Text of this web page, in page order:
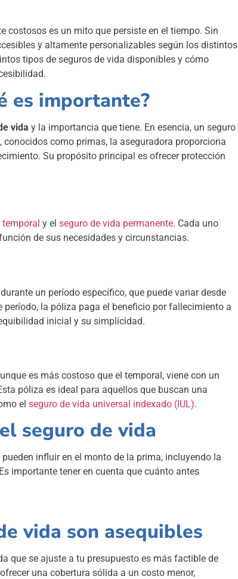
costosos es un mito que persiste en el tiempo. Sin
y altamente personalizables según los distintos
tipos de seguros de vida disponibles y cómo
es importante?
vida y la importancia que tiene. En esencia, un seguro
como primas, la aseguradora proporciona
Su propósito principal es ofrecer protección
y el seguro de vida permanente. Cada uno
de sus necesidades y circunstancias.
un período específico, que puede variar desde
la póliza paga el beneficio por fallecimiento a
inicial y su simplicidad.
es más costoso que el temporal, viene con un
póliza es ideal para aquellos que buscan una
el seguro de vida universal indexado (IUL).
seguro de vida
influir en el monto de la prima, incluyendo la
importante tener en cuenta que cuánto antes
vida son asequibles
que se ajuste a tu presupuesto es más factible de
una cobertura sólida a un costo menor,